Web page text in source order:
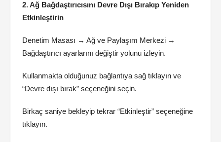
2. Ağ Bağdaştırıcısını Devre Dışı Bırakıp Yeniden
Etkinleştirin
Denetim Masası → Ağ ve Paylaşım Merkezi →
Bağdaştırıcı ayarlarını değiştir yolunu izleyin.
Kullanmakta olduğunuz bağlantıya sağ tıklayın ve
“Devre dışı bırak” seçeneğini seçin.
Birkaç saniye bekleyip tekrar “Etkinleştir” seçeneğine
tıklayın.